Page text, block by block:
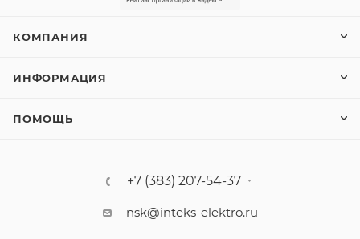
КОМПАНИЯ
ИНФОРМАЦИЯ
ПОМОЩЬ
+7 (383) 207-54-37
nsk@inteks-elektro.ru